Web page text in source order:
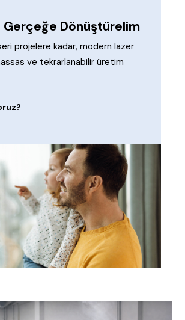
Gerçeğe Dönüştürelim
projelere kadar, modern lazer
ve tekrarlanabilir üretim